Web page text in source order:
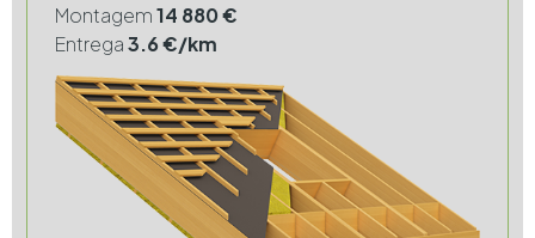
Montagem14 880 €
Entrega3.6 €/km